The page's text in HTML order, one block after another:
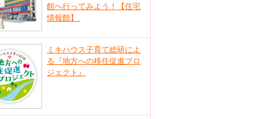
館へ行ってみよう！【住宅
情報館】
ミキハウス子育て総研によ
る『地方への移住促進プロ
ジェクト』